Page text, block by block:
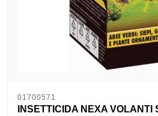
01700571
INSETTICIDA NEXA